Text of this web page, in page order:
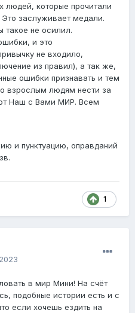
людей, которые прочитали
заслуживает медали.
такое не осилил.
и это
не входило,
из правил), а так же,
ошибки признавать и тем
взрослым людям нести за
Наш с Вами МИР. Всем
и пунктуацию, оправданий
1
в мир Мини! На счёт
подобные истории есть и с
если хочешь ездить на